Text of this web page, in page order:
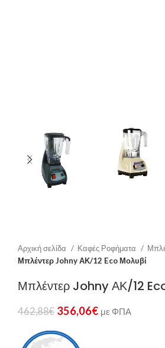
Αρχική σελίδα Καφές Ροφήματα
Μπλέντερ Johny ΑΚ/12 Eco Μολυβί
Μπλέντερ Johny ΑΚ/12
462,88€ 356,06€ με ΦΠΑ